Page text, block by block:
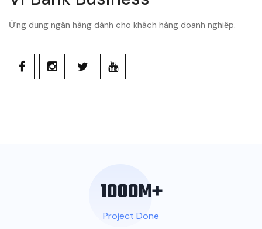
Ứng dụng ngân hàng dành cho khách hàng doanh nghiệp.
1000M+
Project Done